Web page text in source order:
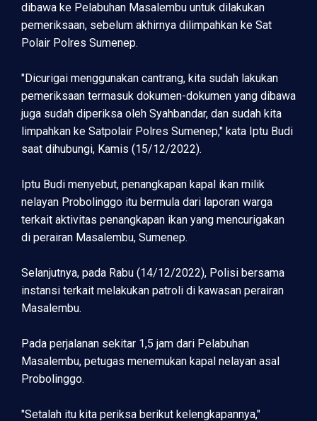
dibawa ke Pelabuhan Masalembu untuk dilakukan
pemeriksaan, sebelum akhirnya dilimpahkan ke Sat
Polair Polres Sumenep.
"Dicurigai menggunakan cantrang, kita sudah lakukan
pemeriksaan termasuk dokumen-dokumen yang dibawa
juga sudah diperiksa oleh Syahbandar, dan sudah kita
limpahkan ke Satpolair Polres Sumenep," kata Iptu Budi
saat dihubungi, Kamis (15/12/2022).
Iptu Budi menyebut, penangkapan kapal ikan milik
nelayan Probolinggo itu bermula dari laporan warga
terkait aktivitas penangkapan ikan yang mencurigakan
di perairan Masalembu, Sumenep.
Selanjutnya, pada Rabu (14/12/2022), Polisi bersama
instansi terkait melakukan patroli di kawasan perairan
Masalembu.
Pada perjalanan sekitar 1,5 jam dari Pelabuhan
Masalembu, petugas menemukan kapal nelayan asal
Probolinggo.
"Setalah itu kita periksa berikut kelengkapannya,"